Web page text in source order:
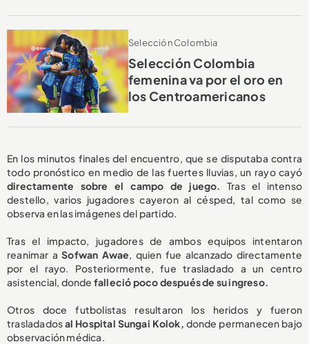
Selección Colombia
Selección Colombia
femenina va por el oro en
los Centroamericanos
En los minutos finales del encuentro, que se disputaba contra
todo pronóstico en medio de las fuertes lluvias, un rayo cayó
directamente sobre el campo de juego. Tras el intenso
destello, varios jugadores cayeron al césped, tal como se
observa en las imágenes del partido.
Tras el impacto, jugadores de ambos equipos intentaron
reanimar aSofwan Awae, quien fue alcanzado directamente
por el rayo. Posteriormente, fue trasladado a un centro
asistencial, donde falleció poco después de su ingreso.
Otros doce futbolistas resultaron los heridos y fueron
trasladadosal Hospital Sungai Kolok, donde permanecen bajo
observación médica.